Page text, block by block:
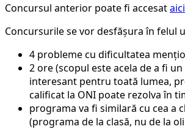
Concursul anterior poate fi accesataici
Concursurile se vor desfășura în felul
4 probleme cu dificultatea
2 ore (scopul este acela de a fi
interesant pentru toată lumea,
calificat la ONI poate rezolva în
programa va fi similară cu cea a
(programa de la clasă, nu de la